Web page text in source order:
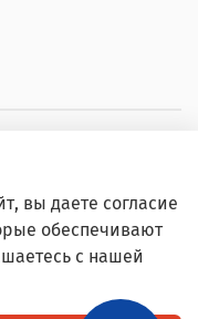
вы даете согласие
обеспечивают
с нашей